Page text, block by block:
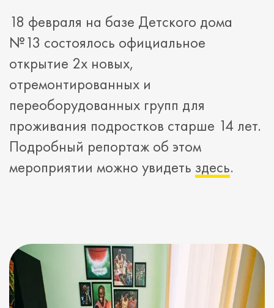
18 февраля на базе Детского дома
№13 состоялось официальное
открытие 2х новых,
отремонтированных и
переоборудованных групп для
проживания подростков старше 14 лет.
Подробный репортаж об этом
мероприятии можно увидеть здесь.